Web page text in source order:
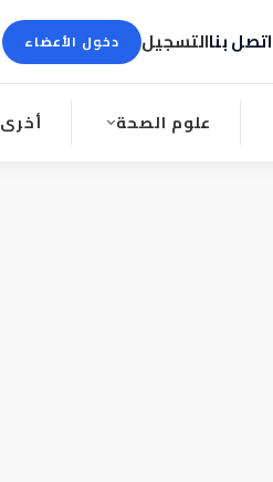
اتصل بناالتسجيل دخول الأعضاء
علوم الصحة أخرى